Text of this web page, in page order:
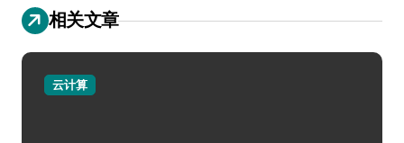
相关文章
云计算